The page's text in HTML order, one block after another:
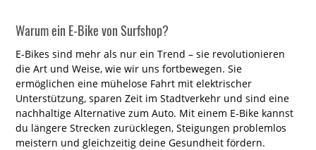
Warum ein E-Bike von Surfshop?
E-Bikes sind mehr als nur ein Trend – sie revolutionieren
die Art und Weise, wie wir uns fortbewegen. Sie
ermöglichen eine mühelose Fahrt mit elektrischer
Unterstützung, sparen Zeit im Stadtverkehr und sind eine
nachhaltige Alternative zum Auto. Mit einem E-Bike kannst
du längere Strecken zurücklegen, Steigungen problemlos
meistern und gleichzeitig deine Gesundheit fördern.